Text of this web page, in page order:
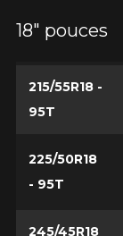
18" pouces
215/55R18 -
95T
225/50R18
- 95T
245/45R18